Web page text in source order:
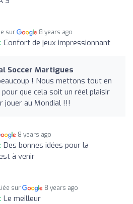
sur 8 years ago
Confort de jeux impressionnant
Soccer Martigues
! Nous mettons tout en
que cela soit un réel plaisir
jouer au Mondial !!!
8 years ago
Des bonnes idées pour la
à venir
sur 8 years ago
Le meilleur